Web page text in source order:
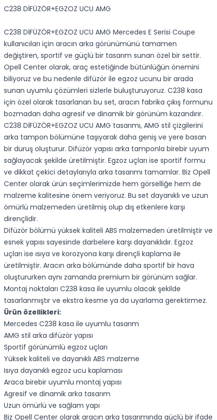
C238 DİFÜZÖR+EGZOZ UCU AMG
C238 DİFÜZÖR+EGZOZ UCU AMG Mercedes E Serisi Coupe
kullanıcıları için aracın arka görünümünü tamamen
değiştiren, sportif ve güçlü bir tasarım sunan özel bir settir.
Opell Center olarak, araç estetiğinde bütünlüğün önemini
biliyoruz ve bu nedenle difüzör ile egzoz ucunu bir arada
sunan uyumlu çözümleri sizlerle buluşturuyoruz. C238 kasa
için özel olarak tasarlanan bu set, aracın fabrika çıkış formunu
bozmadan daha agresif ve dinamik bir görünüm kazandırır.
C238 DİFÜZÖR+EGZOZ UCU AMG tasarımı, AMG stil çizgilerini
arka tampon bölümüne taşıyarak daha geniş ve yere basan
bir duruş oluşturur. Difüzör yapısı arka tamponla birebir uyum
sağlayacak şekilde üretilmiştir. Egzoz uçları ise sportif formu
ve dikkat çekici detaylarıyla arka tasarımı tamamlar. Biz Opell
Center olarak ürün seçimlerimizde hem görselliğe hem de
malzeme kalitesine önem veriyoruz. Bu set dayanıklı ve uzun
ömürlü malzemeden üretilmiş olup dış etkenlere karşı
dirençlidir.
Difüzör bölümü yüksek kaliteli ABS malzemeden üretilmiştir ve
esnek yapısı sayesinde darbelere karşı dayanıklıdır. Egzoz
uçları ise ısıya ve korozyona karşı dirençli kaplama ile
üretilmiştir. Aracın arka bölümünde daha sportif bir hava
oluştururken aynı zamanda premium bir görünüm sağlar.
Montaj noktaları C238 kasa ile uyumlu olacak şekilde
tasarlanmıştır ve ekstra kesme ya da uyarlama gerektirmez.
Ürün özellikleri:
Mercedes C238 kasa ile uyumlu tasarım
AMG stil arka difüzör yapısı
Sportif görünümlü egzoz uçları
Yüksek kaliteli ve dayanıklı ABS malzeme
Isıya dayanıklı egzoz ucu kaplaması
Araca birebir uyumlu montaj yapısı
Agresif ve dinamik arka tasarım
Uzun ömürlü ve sağlam yapı
Biz Opell Center olarak aracın arka tasarımında güçlü bir ifade